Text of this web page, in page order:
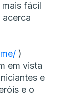
fácil
acerca
)
em vista
e
e o